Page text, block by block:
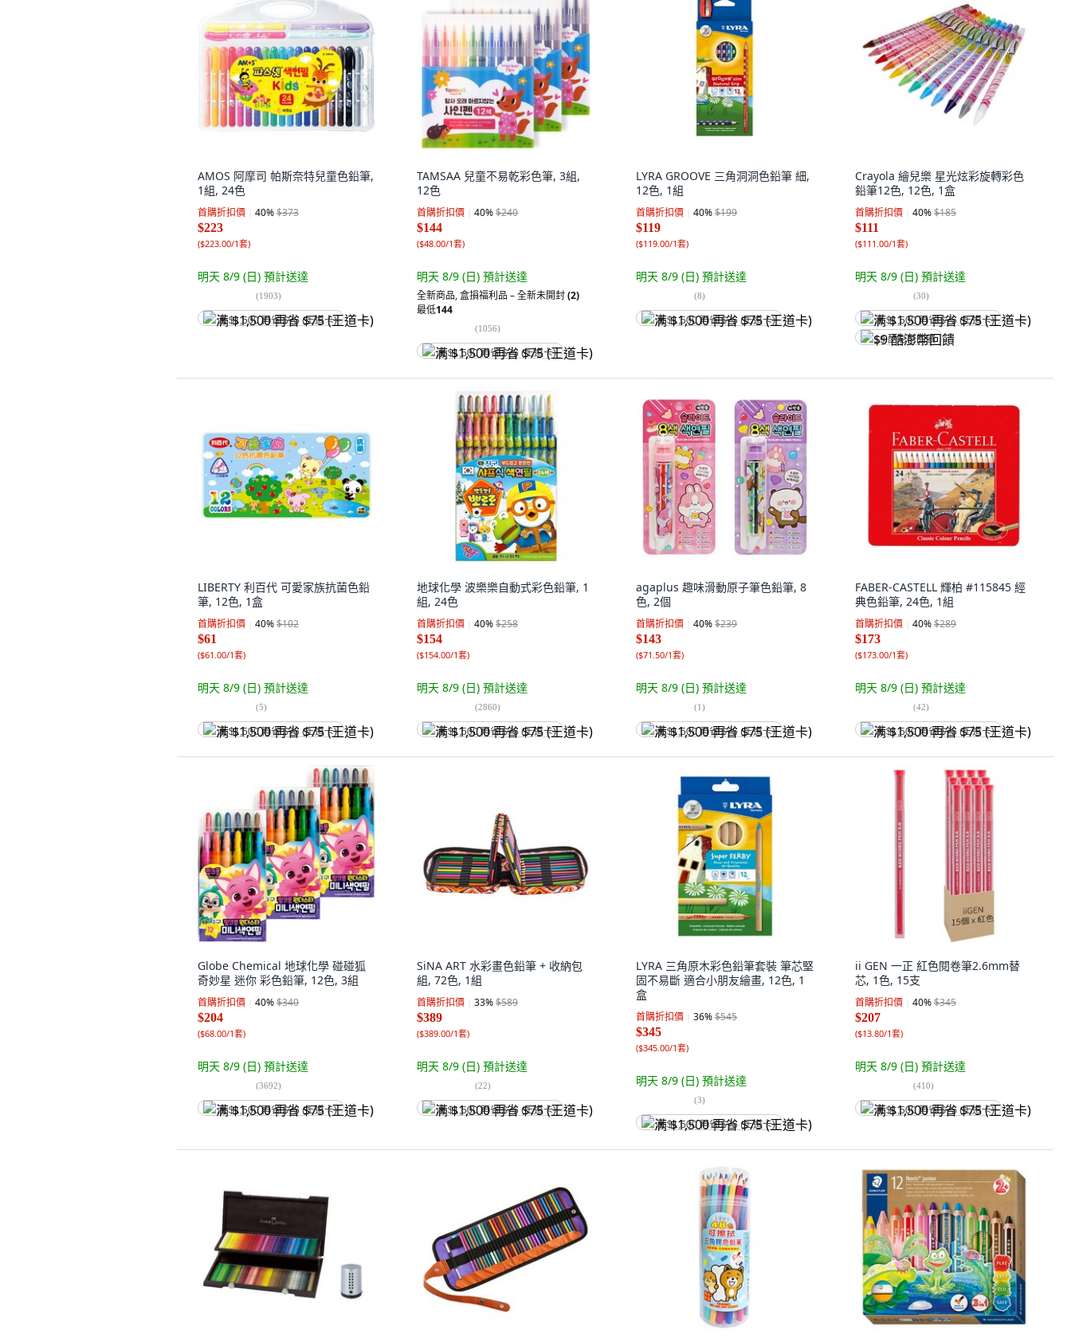
AMOS 阿摩司 帕斯奈特兒童色鉛筆,
1組, 24色
首購折扣價 40%$373
$223
($223.00/1套)
明天 8/9 (日) 預計送達
(1903)
满 $1,500 再省 $75 (王道卡)
TAMSAA 兒童不易乾彩色筆, 3組,
12色
首購折扣價 40%$240
$144
($48.00/1套)
明天 8/9 (日) 預計送達
全新商品,盒損福利品 – 全新未開封(2)
最低144
(1056)
满 $1,500 再省 $75 (王道卡)
LYRA GROOVE 三角洞洞色鉛筆 細,
12色, 1組
首購折扣價 40%$199
$119
($119.00/1套)
明天 8/9 (日) 預計送達
(8)
满 $1,500 再省 $75 (王道卡)
Crayola 繪兒樂 星光炫彩旋轉彩色
鉛筆12色, 12色, 1盒
首購折扣價 40%$185
$111
($111.00/1套)
明天 8/9 (日) 預計送達
(30)
满 $1,500 再省 $75 (王道卡)
$9 酷澎幣回饋
LIBERTY 利百代 可愛家族抗菌色鉛
筆, 12色, 1盒
首購折扣價 40%$102
$61
($61.00/1套)
明天 8/9 (日) 預計送達
(5)
满 $1,500 再省 $75 (王道卡)
地球化學 波樂樂自動式彩色鉛筆, 1
組, 24色
首購折扣價 40%$258
$154
($154.00/1套)
明天 8/9 (日) 預計送達
(2860)
满 $1,500 再省 $75 (王道卡)
agaplus 趣味滑動原子筆色鉛筆, 8
色, 2個
首購折扣價 40%$239
$143
($71.50/1套)
明天 8/9 (日) 預計送達
(1)
满 $1,500 再省 $75 (王道卡)
FABER-CASTELL 輝柏 #115845 經
典色鉛筆, 24色, 1組
首購折扣價 40%$289
$173
($173.00/1套)
明天 8/9 (日) 預計送達
(42)
满 $1,500 再省 $75 (王道卡)
Globe Chemical 地球化學 碰碰狐
奇妙星 迷你 彩色鉛筆, 12色, 3組
首購折扣價 40%$340
$204
($68.00/1套)
明天 8/9 (日) 預計送達
(3692)
满 $1,500 再省 $75 (王道卡)
SiNA ART 水彩畫色鉛筆 + 收納包
組, 72色, 1組
首購折扣價 33%$589
$389
($389.00/1套)
明天 8/9 (日) 預計送達
(22)
满 $1,500 再省 $75 (王道卡)
LYRA 三角原木彩色鉛筆套裝 筆芯堅
固不易斷 適合小朋友繪畫, 12色, 1
盒
首購折扣價 36%$545
$345
($345.00/1套)
明天 8/9 (日) 預計送達
(3)
满 $1,500 再省 $75 (王道卡)
ii GEN 一正 紅色閱卷筆2.6mm替
芯, 1色, 15支
首購折扣價 40%$345
$207
($13.80/1套)
明天 8/9 (日) 預計送達
(410)
满 $1,500 再省 $75 (王道卡)